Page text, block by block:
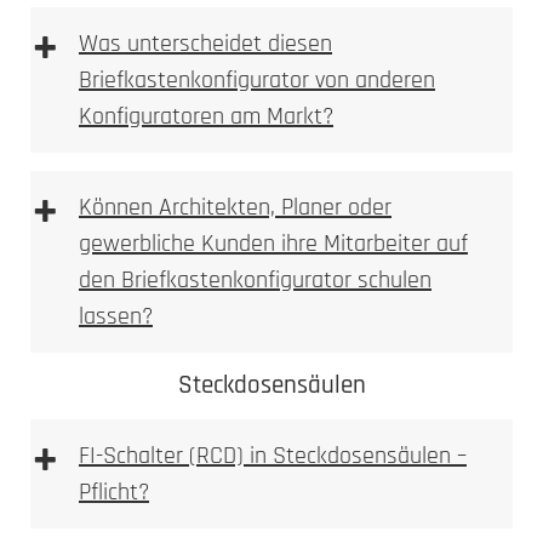
2. Ausmessen
LED-Leuchte
Briefkasten Konfigurator
+
Was unterscheidet diesen
Briefkastenkonfigurator von anderen
Konfiguratoren am Markt?
Briefkasten Konfigurator
+
Können Architekten, Planer oder
gewerbliche Kunden ihre Mitarbeiter auf
den Briefkastenkonfigurator schulen
lassen?
Briefkastenkonfigurator
Steckdosensäulen
+
FI-Schalter (RCD) in Steckdosensäulen –
Pflicht?